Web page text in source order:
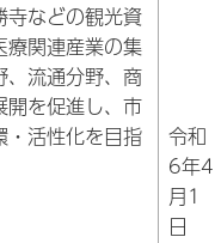
寺などの観光資
療関連産業の集
、流通分野、商
開を促進し、市
・活性化を目指
令和
6年4
月1
日